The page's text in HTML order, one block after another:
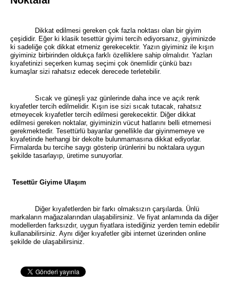
Dikkat edilmesi gereken çok fazla noktası olan bir giyim
çeşididir. Eğer ki klasik tesettür giyimi tercih ediyorsanız, giyiminizde
ki sadeliğe çok dikkat etmeniz gerekecektir. Yazın giyiminiz ile kışın
giyiminiz birbirinden oldukça farklı özelliklere sahip olmalıdır. Yazları
kıyafetinizi seçerken kumaş seçimi çok önemlidir çünkü bazı
kumaşlar sizi rahatsız edecek derecede terletebilir.
Sıcak ve güneşli yaz günlerinde daha ince ve açık renk
kıyafetler tercih edilmelidir. Kışın ise sizi sıcak tutacak, rahatsız
etmeyecek kıyafetler tercih edilmesi gerekecektir. Diğer dikkat
edilmesi gereken noktalar, giyiminizin vücut hatlarını belli etmemesi
gerekmektedir. Tesettürlü bayanlar genellikle dar giyinmemeye ve
kıyafetinde herhangi bir dekolte bulunmamasına dikkat ediyorlar.
Firmalarda bu tercihe saygı gösterip ürünlerini bu noktalara uygun
şekilde tasarlayıp, üretime sunuyorlar.
Tesettür Giyime Ulaşım
Diğer kıyafetlerden bir farkı olmaksızın çarşılarda. Ünlü
markaların mağazalarından ulaşabilirsiniz. Ve fiyat anlamında da diğer
modellerden farksızdır, uygun fiyatlara istediğiniz yerden temin edebilir
kullanabilirsiniz. Aynı diğer kıyafetler gibi internet üzerinden online
şekilde de ulaşabilirsiniz.